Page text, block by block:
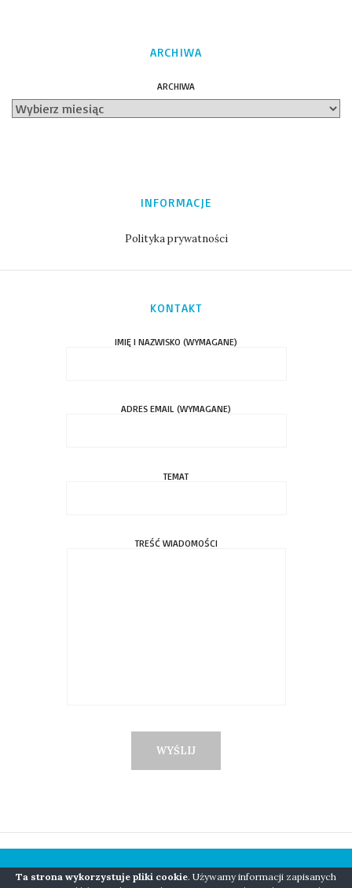
ARCHIWA
ARCHIWA
INFORMACJE
Polityka prywatności
KONTAKT
IMIĘ I NAZWISKO (WYMAGANE)
ADRES EMAIL (WYMAGANE)
TEMAT
TREŚĆ WIADOMOŚCI
Ta strona wykorzystuje pliki cookie. Używamy informacji zapisanych